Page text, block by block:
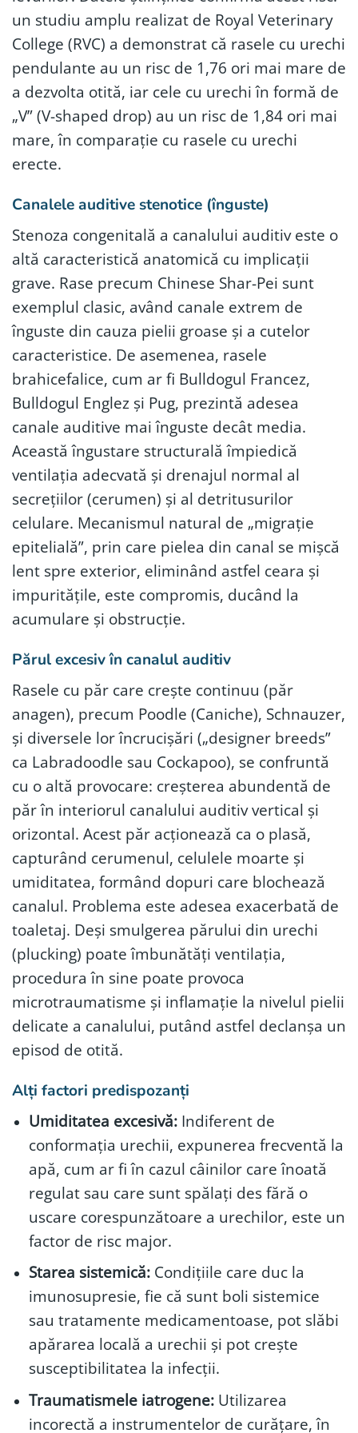
un studiu amplu realizat de Royal Veterinary
College (RVC) a demonstrat că rasele cu urechi
pendulante au un risc de 1,76 ori mai mare de
a dezvolta otită, iar cele cu urechi în formă de
„V” (V-shaped drop) au un risc de 1,84 ori mai
mare, în comparație cu rasele cu urechi
erecte.
Canalele auditive stenotice (înguste)
Stenoza congenitală a canalului auditiv este o
altă caracteristică anatomică cu implicații
grave. Rase precum Chinese Shar-Pei sunt
exemplul clasic, având canale extrem de
înguste din cauza pielii groase și a cutelor
caracteristice. De asemenea, rasele
brahicefalice, cum ar fi Bulldogul Francez,
Bulldogul Englez și Pug, prezintă adesea
canale auditive mai înguste decât media.
Această îngustare structurală împiedică
ventilația adecvată și drenajul normal al
secrețiilor (cerumen) și al detritusurilor
celulare. Mecanismul natural de „migrație
epitelială”, prin care pielea din canal se mișcă
lent spre exterior, eliminând astfel ceara și
impuritățile, este compromis, ducând la
acumulare și obstrucție.
Părul excesiv în canalul auditiv
Rasele cu păr care crește continuu (păr
anagen), precum Poodle (Caniche), Schnauzer,
și diversele lor încrucișări („designer breeds”
ca Labradoodle sau Cockapoo), se confruntă
cu o altă provocare: creșterea abundentă de
păr în interiorul canalului auditiv vertical și
orizontal. Acest păr acționează ca o plasă,
capturând cerumenul, celulele moarte și
umiditatea, formând dopuri care blochează
canalul. Problema este adesea exacerbată de
toaletaj. Deși smulgerea părului din urechi
(plucking) poate îmbunătăți ventilația,
procedura în sine poate provoca
microtraumatisme și inflamație la nivelul pielii
delicate a canalului, putând astfel declanșa un
episod de otită.
Alți factori predispozanți
Umiditatea excesivă:Indiferent de
conformația urechii, expunerea frecventă la
apă, cum ar fi în cazul câinilor care înoată
regulat sau care sunt spălați des fără o
uscare corespunzătoare a urechilor, este un
factor de risc major.
Starea sistemică:Condițiile care duc la
imunosupresie, fie că sunt boli sistemice
sau tratamente medicamentoase, pot slăbi
apărarea locală a urechii și pot crește
susceptibilitatea la infecții.
Traumatismele iatrogene:Utilizarea
incorectă a instrumentelor de curățare, în